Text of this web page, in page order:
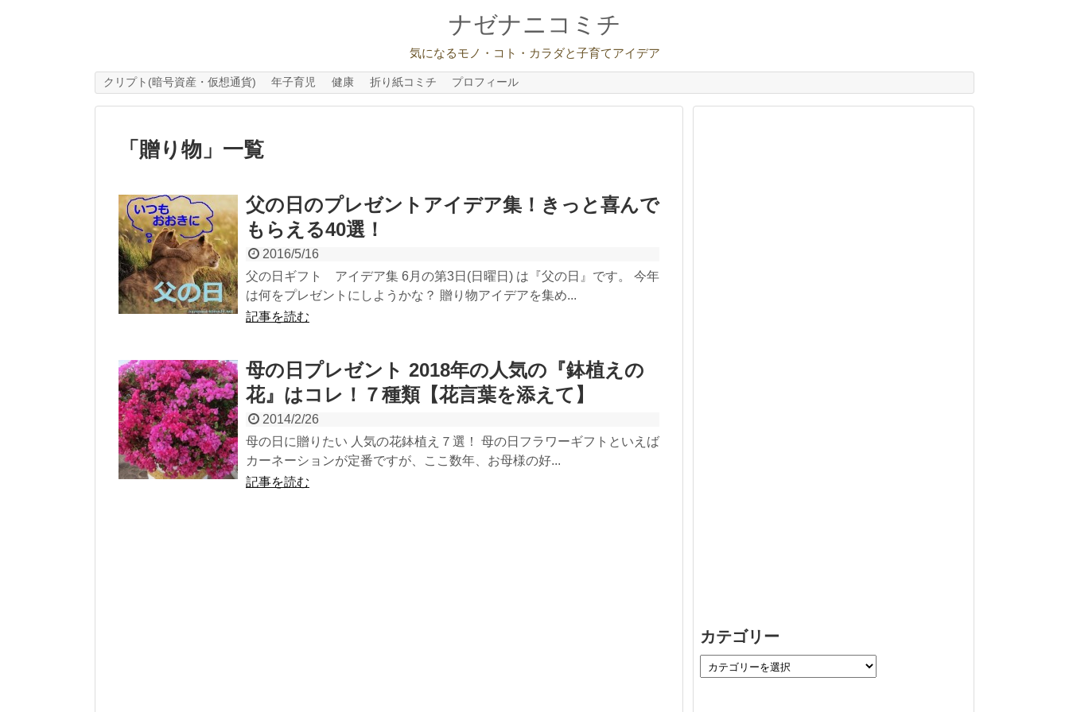
ナゼナニコミチ
気になるモノ・コト・カラダと子育てアイデア
クリプト(暗号資産・仮想通貨) 年子育児 健康 折り紙コミチ プロフィール
「 贈り物 」 一覧
父の日のプレゼントアイデア集！きっと喜んで
もらえる40選！
2016/5/16
父の日ギフト アイデア集 6月の第3日(日曜日) は『父の日』です。 今年
は何をプレゼントにしようかな？ 贈り物アイデアを集め...
記事を読む
母の日プレゼント 2018年の人気の『鉢植えの
花』はコレ！７種類【花言葉を添えて】
2014/2/26
母の日に贈りたい 人気の花鉢植え７選！ 母の日フラワーギフトといえば
カーネーションが定番ですが、ここ数年、お母様の好...
記事を読む
カテゴリー